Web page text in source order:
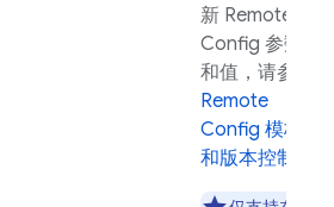
新 Remote
Config 参数
和值，请参阅
Remote
Config 模板
和版本控制